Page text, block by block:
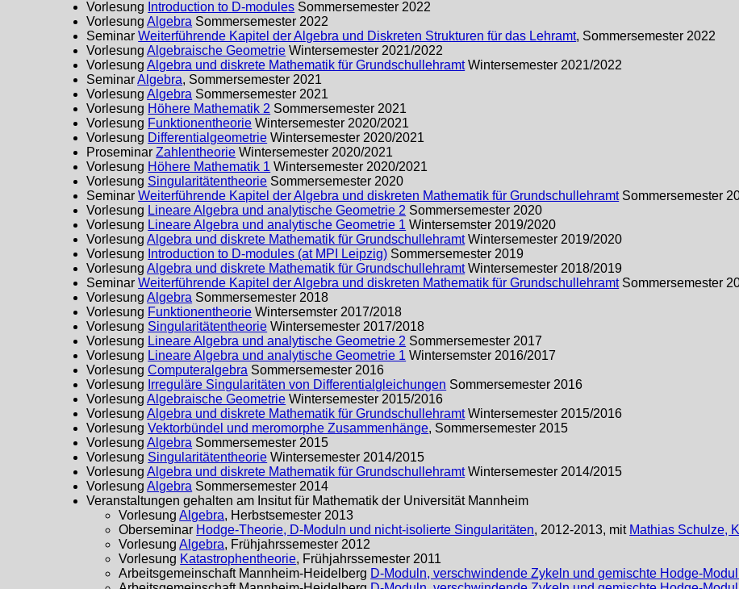
Vorlesung Introduction to D-modules Sommersemester 2022
VorlesungAlgebra Sommersemester 2022
SeminarWeiterführende Kapitel der Algebra und Diskreten Strukturen für das Lehramt, Sommersemester 2022
VorlesungAlgebraische Geometrie Wintersemester 2021/2022
VorlesungAlgebra und diskrete Mathematik für GrundschullehramtWintersemester 2021/2022
SeminarAlgebra, Sommersemester 2021
VorlesungAlgebra Sommersemester 2021
Vorlesung Höhere Mathematik 2 Sommersemester 2021
Vorlesung Funktionentheorie Wintersemester 2020/2021
Vorlesung Differentialgeometrie Wintersemester 2020/2021
ProseminarZahlentheorie Wintersemester 2020/2021
Vorlesung Höhere Mathematik 1 Wintersemester 2020/2021
Vorlesung Singularitätentheorie Sommersemester 2020
SeminarWeiterführende Kapitel der Algebra und diskreten Mathematik für GrundschullehramtSommersemester
Vorlesung Lineare Algebra und analytische Geometrie 2 Sommersemester 2020
Vorlesung Lineare Algebra und analytische Geometrie 1 Wintersemster 2019/2020
VorlesungAlgebra und diskrete Mathematik für GrundschullehramtWintersemester 2019/2020
Vorlesung Introduction to D-modules (at MPI Leipzig) Sommersemester 2019
VorlesungAlgebra und diskrete Mathematik für GrundschullehramtWintersemester 2018/2019
SeminarWeiterführende Kapitel der Algebra und diskreten Mathematik für GrundschullehramtSommersemester
VorlesungAlgebra Sommersemester 2018
Vorlesung Funktionentheorie Wintersemster 2017/2018
Vorlesung Singularitätentheorie Wintersemester 2017/2018
Vorlesung Lineare Algebra und analytische Geometrie 2 Sommersemester 2017
Vorlesung Lineare Algebra und analytische Geometrie 1 Wintersemster 2016/2017
VorlesungComputeralgebra Sommersemester 2016
Vorlesung Irreguläre Singularitäten von Differentialgleichungen Sommersemester 2016
VorlesungAlgebraische Geometrie Wintersemester 2015/2016
VorlesungAlgebra und diskrete Mathematik für GrundschullehramtWintersemester 2015/2016
VorlesungVektorbündel und meromorphe Zusammenhänge, Sommersemester 2015
VorlesungAlgebra Sommersemester 2015
Vorlesung Singularitätentheorie Wintersemester 2014/2015
VorlesungAlgebra und diskrete Mathematik für GrundschullehramtWintersemester 2014/2015
VorlesungAlgebra Sommersemester 2014
Veranstaltungen gehalten am Insitut für Mathematik der Universität Mannheim
VorlesungAlgebra, Herbstsemester 2013
Oberseminar Hodge-Theorie, D-Moduln und nicht-isolierte Singularitäten, 2012-2013, mit Mathias Schulze,
VorlesungAlgebra, Frühjahrssemester 2012
Vorlesung Katastrophentheorie, Frühjahrssemester 2011
Arbeitsgemeinschaft Mannheim-Heidelberg D-Moduln, verschwindende Zykeln und gemischte Hodge-